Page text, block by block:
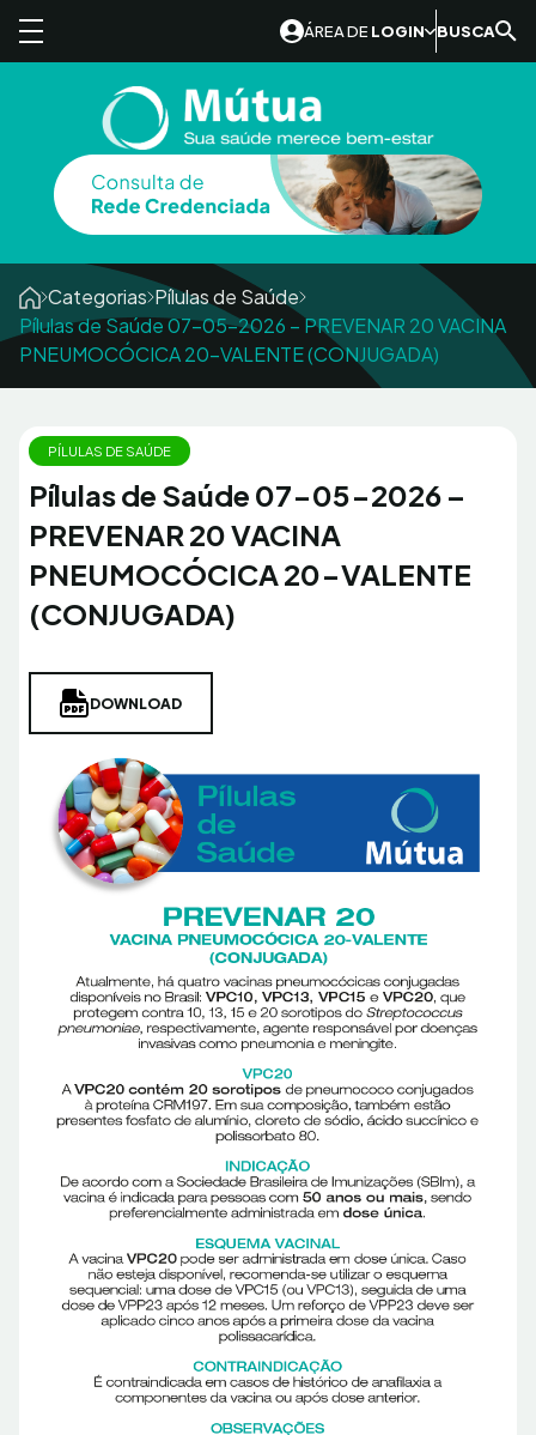
ÁREA DE LOGIN BUSCA
Categorias Pílulas de Saúde
Pílulas de Saúde 07-05-2026 – PREVENAR 20 VACINA
PNEUMOCÓCICA 20-VALENTE (CONJUGADA)
PÍLULAS DE SAÚDE
Pílulas de Saúde 07-05-2026 –
PREVENAR 20 VACINA
PNEUMOCÓCICA 20-VALENTE
(CONJUGADA)
DOWNLOAD